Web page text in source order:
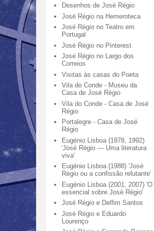
Desenhos de José Régio
José Régio na Hemeroteca
José Régio no Teatro em
Portugal
José Régio no Pinterest
José Régio no Largo dos
Correios
Visitas às casas do Poeta
Vila do Conde - Museu da
Casa de José Régio
Vila do Conde - Casa de José
Régio
Portalegre - Casa de José
Régio
Eugénio Lisboa (1978, 1992)
'José Régio — Uma literatura
viva'
Eugénio Lisboa (1988) 'José
Régio ou a confissão relutante'
Eugénio Lisboa (2001, 2007) 'O
essencial sobre José Régio'
José Régio e Delfim Santos
José Régio e Eduardo
Lourenço